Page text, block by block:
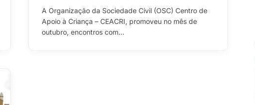
A Organização da Sociedade Civil (OSC) Centro de
Apoio à Criança – CEACRI, promoveu no mês de
outubro, encontros com…